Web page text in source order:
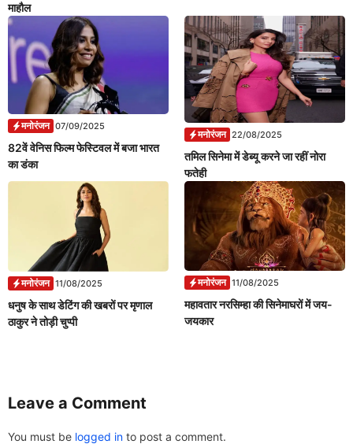
माहौल
मनोरंजन 07/09/2025
82वें वेनिस फिल्म फेस्टिवल में बजा भारत
का डंका
मनोरंजन 22/08/2025
तमिल सिनेमा में डेब्यू करने जा रहीं नोरा
फतेही
मनोरंजन 11/08/2025
धनुष के साथ डेटिंग की खबरों पर मृणाल
ठाकुर ने तोड़ी चुप्पी
मनोरंजन 11/08/2025
महावतार नरसिम्हा की सिनेमाघरों में जय-
जयकार
Leave a Comment
You must be logged in to post a comment.